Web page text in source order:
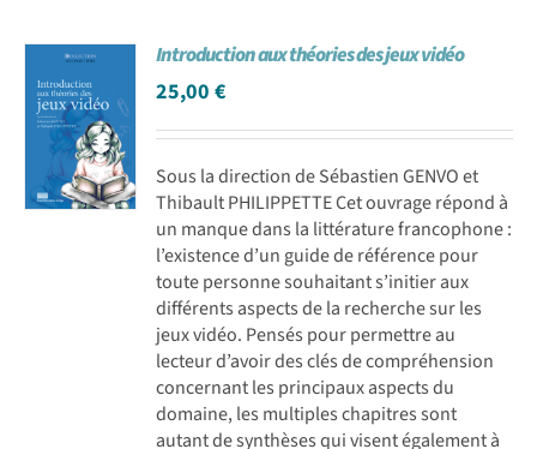
Introduction aux théories des jeux vidéo
25,00€
Sous la direction de Sébastien GENVO et
Thibault PHILIPPETTE Cet ouvrage répond à
un manque dans la littérature francophone :
l’existence d’un guide de référence pour
toute personne souhaitant s’initier aux
différents aspects de la recherche sur les
jeux vidéo. Pensés pour permettre au
lecteur d’avoir des clés de compréhension
concernant les principaux aspects du
domaine, les multiples chapitres sont
autant de synthèses qui visent également à